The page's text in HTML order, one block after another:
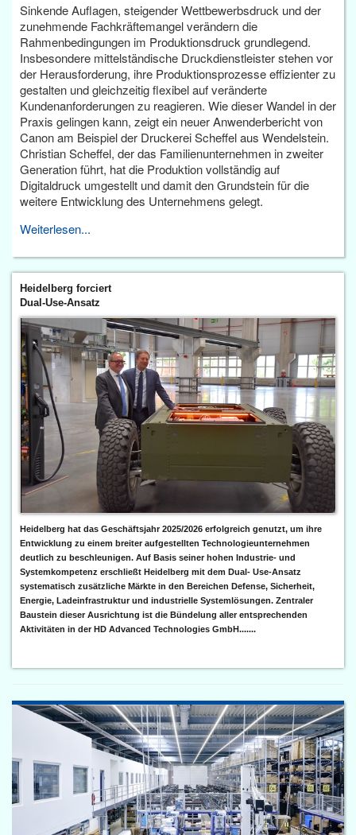
Sinkende Auflagen, steigender Wettbewerbsdruck und der
zunehmende Fachkräftemangel verändern die
Rahmenbedingungen im Produktionsdruck grundlegend.
Insbesondere mittelständische Druckdienstleister stehen vor
der Herausforderung, ihre Produktionsprozesse effizienter zu
gestalten und gleichzeitig flexibel auf veränderte
Kundenanforderungen zu reagieren. Wie dieser Wandel in der
Praxis gelingen kann, zeigt ein neuer Anwenderbericht von
Canon am Beispiel der Druckerei Scheffel aus Wendelstein.
Christian Scheffel, der das Familienunternehmen in zweiter
Generation führt, hat die Produktion vollständig auf
Digitaldruck umgestellt und damit den Grundstein für die
weitere Entwicklung des Unternehmens gelegt.
Weiterlesen...
Heidelberg forciert
Dual-Use-Ansatz
Heidelberg hat das Geschäftsjahr 2025/2026 erfolgreich genutzt, um ihre
Entwicklung zu einem breiter aufgestellten Technologieunternehmen
deutlich zu beschleunigen. Auf Basis seiner hohen Industrie- und
Systemkompetenz erschließt Heidelberg mit dem Dual- Use-Ansatz
systematisch zusätzliche Märkte in den Bereichen Defense, Sicherheit,
Energie, Ladeinfrastruktur und industrielle Systemlösungen. Zentraler
Baustein dieser Ausrichtung ist die Bündelung aller entsprechenden
Aktivitäten in der HD Advanced Technologies GmbH.......